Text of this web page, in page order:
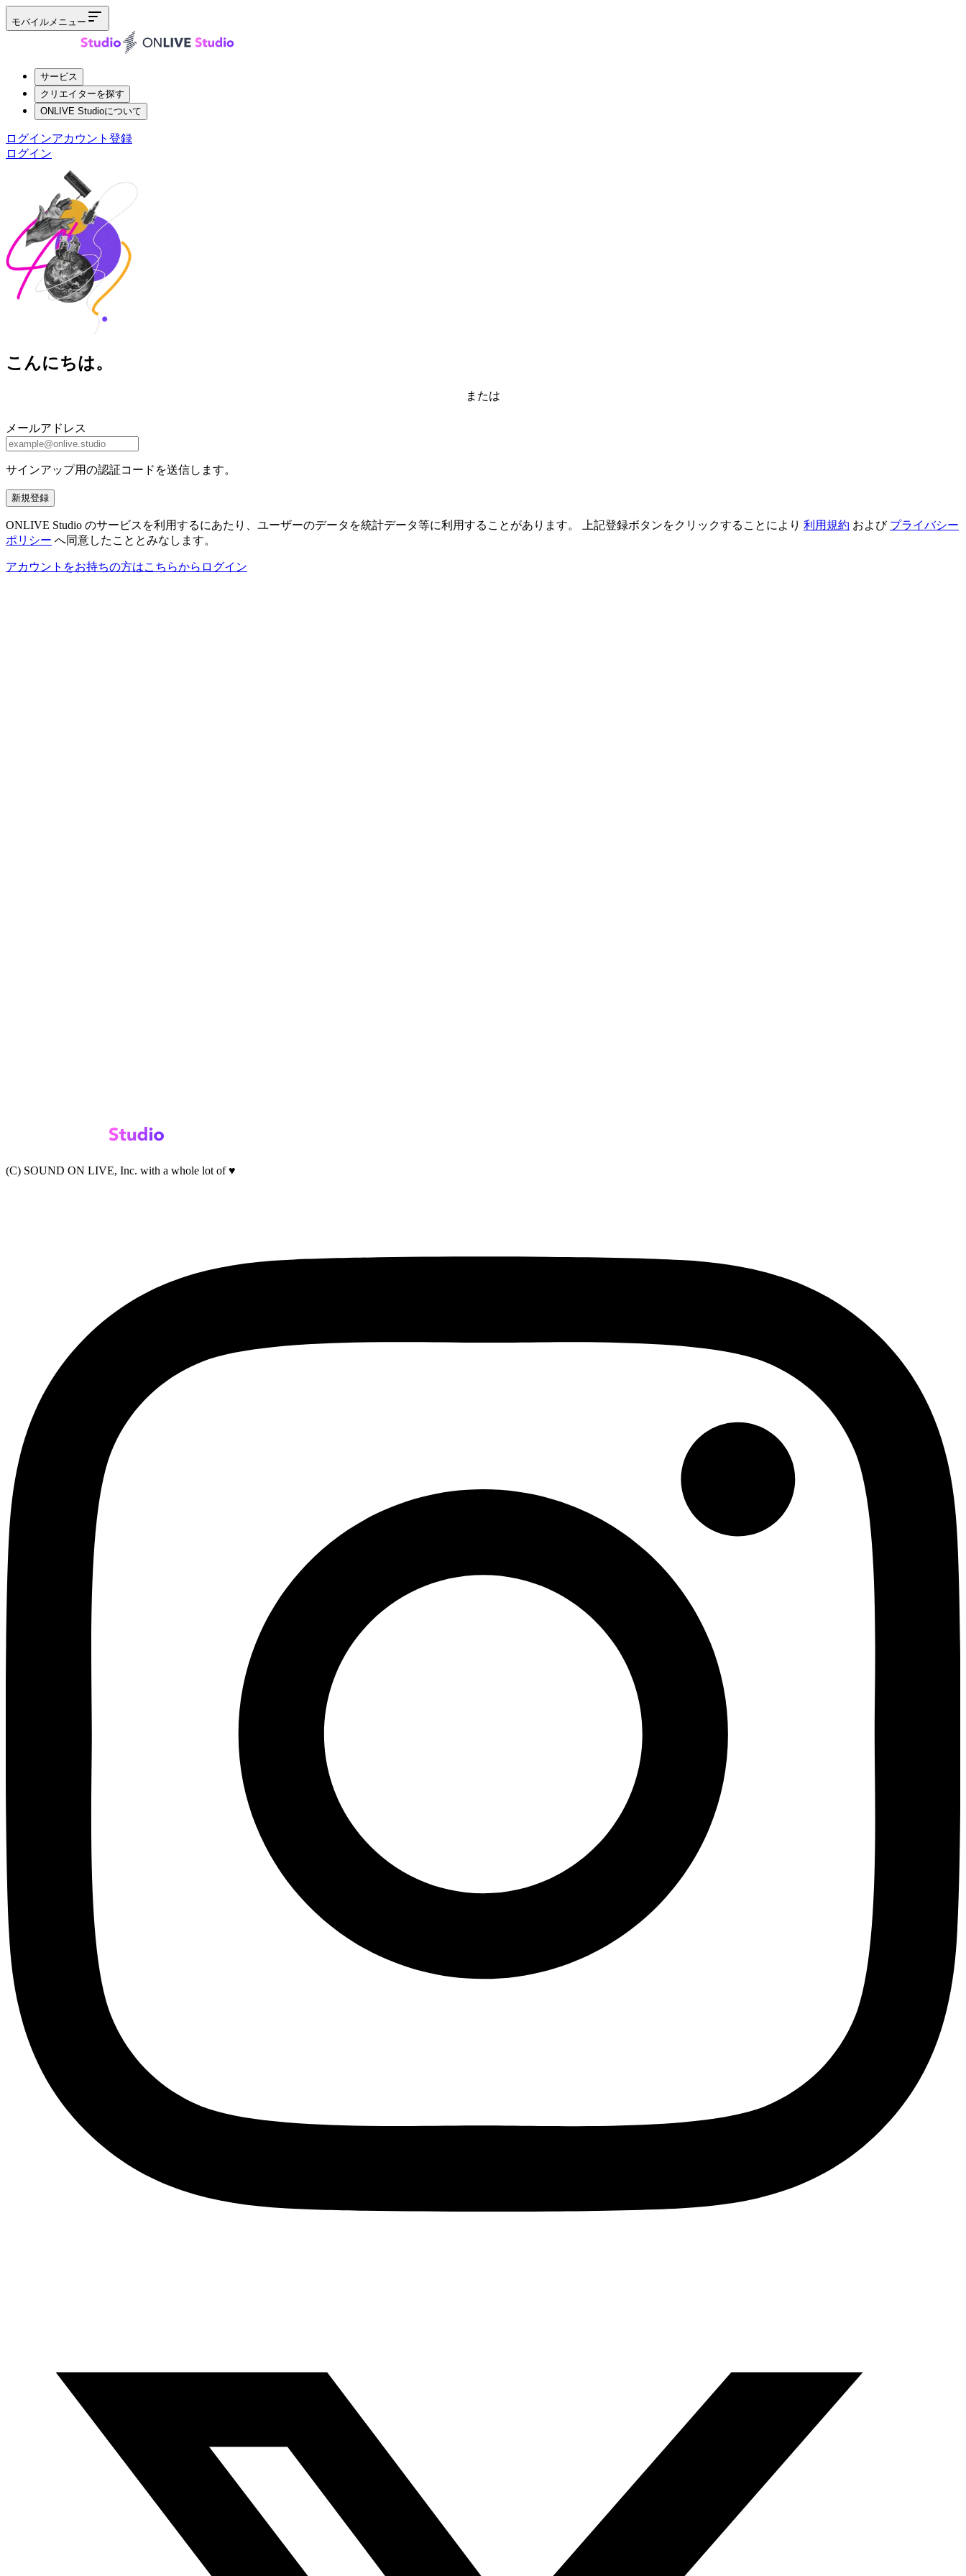
モバイルメニュー
サービス
クリエイターを探す
ONLIVE Studioについて
ログインアカウント登録
ログイン
こんにちは。
または
メールアドレス
サインアップ用の認証コードを送信します。
新規登録
ONLIVE Studio のサービスを利用するにあたり、ユーザーのデータを統計データ等に利用することがあります。 上記登録ボタンをクリックすることにより 利用規約 および プライバシー
ポリシー へ同意したこととみなします。
アカウントをお持ちの方はこちらからログイン
(C) SOUND ON LIVE, Inc. with a whole lot of ♥